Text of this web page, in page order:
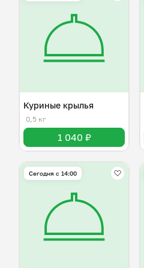
Куриные крылья
0,5 кг
1 040 ₽
Сегодня с 14:00